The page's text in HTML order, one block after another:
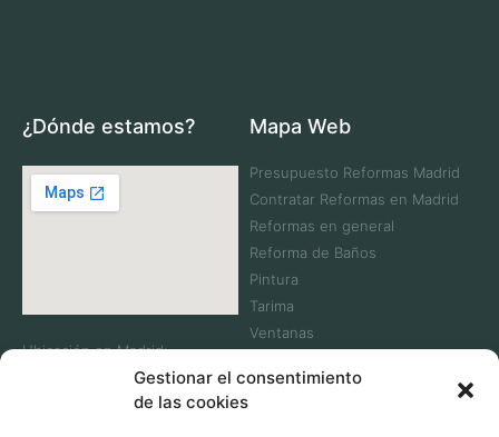
Gestionar el consentimiento
de las cookies
¿Dónde estamos?
Ubicación en Madrid:
C. Laguna Dalga, 32,
Villaverde, 28021 Madrid
Mapa Web
Presupuesto Reformas Madrid
Contratar Reformas en Madrid
Reformas en general
Reforma de Baños
Pintura
Tarima
Ventanas